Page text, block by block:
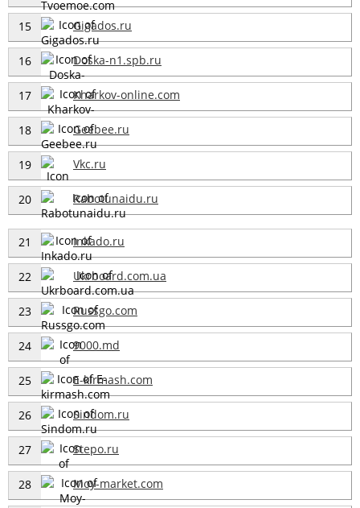
15 Gigados.ru
16 Doska-n1.spb.ru
17 Kharkov-online.com
18 Geebee.ru
19 Vkc.ru
20 Rabotunaidu.ru
21 Inkado.ru
22 Ukrboard.com.ua
23 Russgo.com
24 9000.md
25 E-kirmash.com
26 Sindom.ru
27 Stepo.ru
28 Moy-market.com